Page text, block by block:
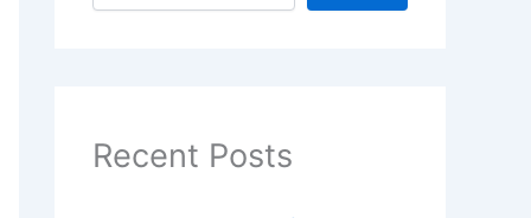
Recent Posts